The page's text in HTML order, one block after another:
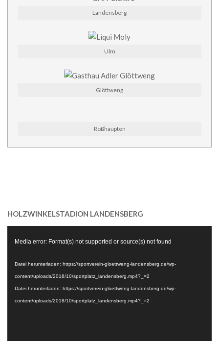
Landensberg
Ulm
Glöttweng
Roßhaupten
HOLZWINKELSTADION LANDENSBERG
Player
Media error: Format(s) not supported or source(s) not found
Datei herunterladen: https://sportverein-gloettweng-landensberg.de/wp-
content/uploads/2018/10/sportplatz_landensberg.mp4?_=2
Datei herunterladen: https://sportverein-gloettweng-landensberg.de/wp-
content/uploads/2018/10/sportplatz_landensberg.mp4?_=2